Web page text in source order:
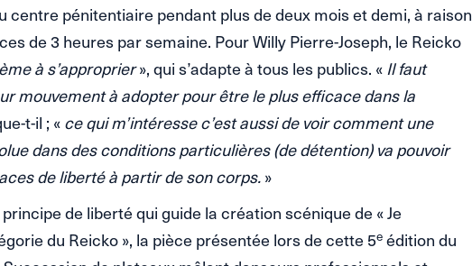
centre pénitentiaire pendant plus de deux mois et demi, à raison
de 3 heures par semaine. Pour Willy Pierre-Joseph, le Reicko
à s’approprier», qui s’adapte à tous les publics. « Il faut
mouvement à adopter pour être le plus efficace dans la
t-il ; « ce qui m’intéresse c’est aussi de voir comment une
dans des conditions particulières (de détention) va pouvoir
de liberté à partir de son corps.»
principe de liberté qui guide la création scénique de « Je
du Reicko », la pièce présentée lors de cette 5e édition du